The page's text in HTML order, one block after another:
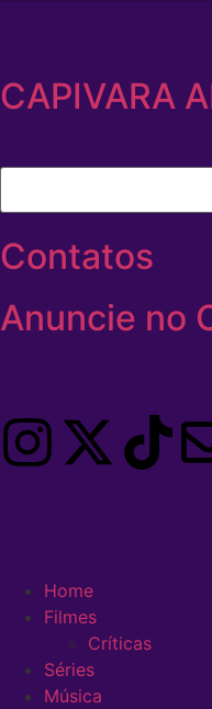
CAPIVARA
Contatos
Anuncie no
Home
Filmes
Críticas
Séries
Música